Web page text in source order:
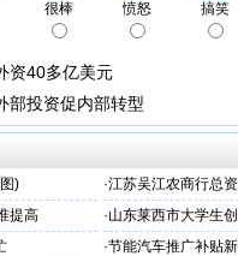
很棒 愤怒 搞笑
资40多亿美元
部投资促内部转型
) ·江苏吴江农商行总
提高 ·山东莱西市大学生
·节能汽车推广补贴